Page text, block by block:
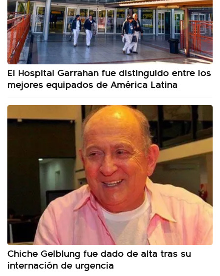
El Hospital Garrahan fue distinguido entre los
mejores equipados de América Latina
Chiche Gelblung fue dado de alta tras su
internación de urgencia